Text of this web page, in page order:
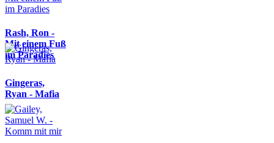
Rash, Ron -
Mit einem Fuß
im Paradies
Gingeras,
Ryan - Mafia